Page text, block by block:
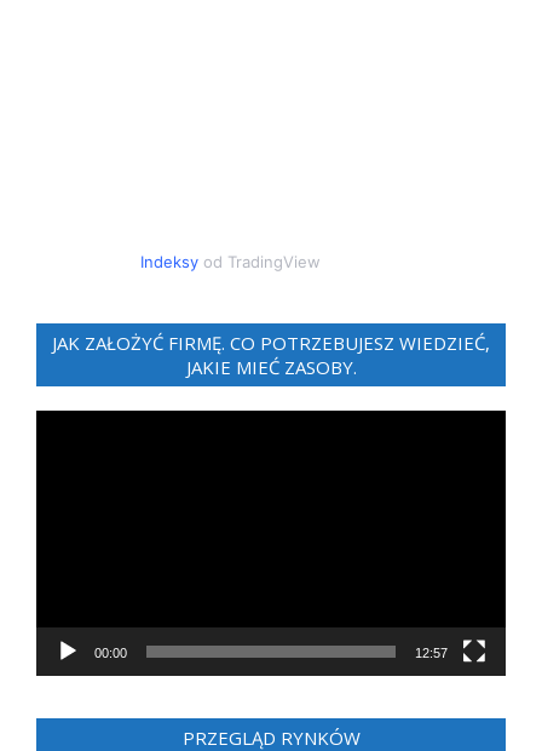
Indeksyod TradingView
JAK ZAŁOŻYĆ FIRMĘ. CO POTRZEBUJESZ WIEDZIEĆ,
JAKIE MIEĆ ZASOBY.
00:00 12:57
PRZEGLĄD RYNKÓW